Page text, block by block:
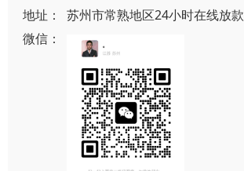
地址：
苏州市常熟地区24小时在线放款
微信：